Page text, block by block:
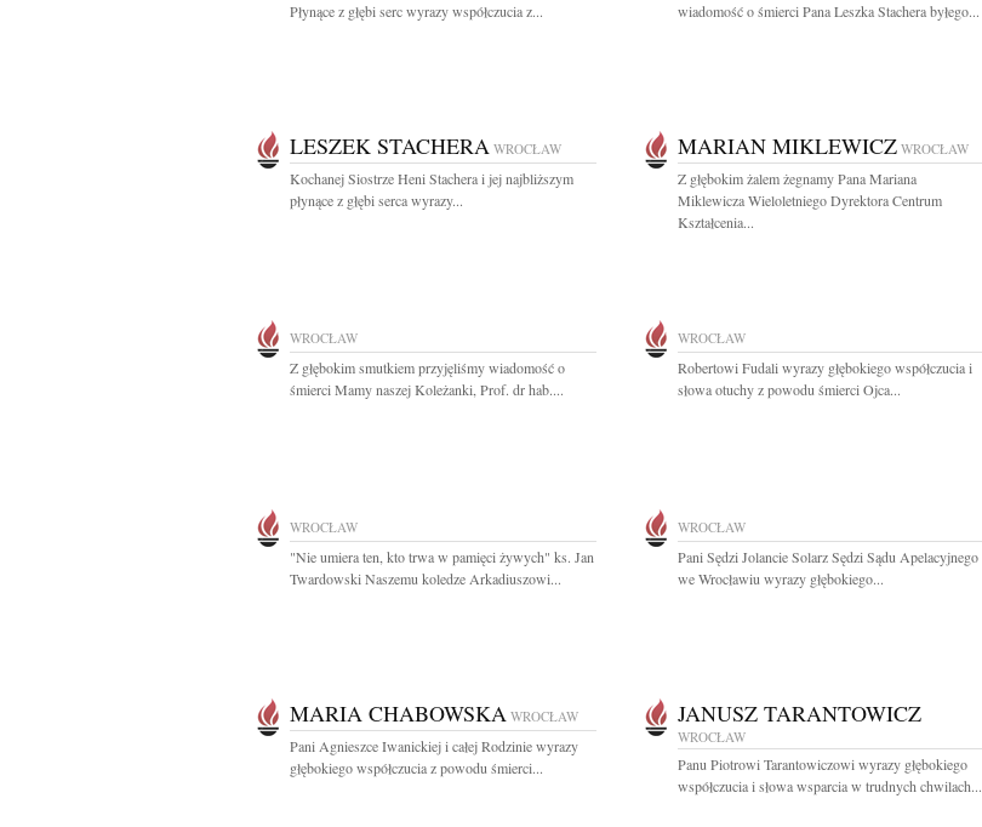
Płynące z głębi serc wyrazy współczucia z...
wiadomość o śmierci Pana Leszka Stachera byłego...
LESZEK STACHERA WROCŁAW
Kochanej Siostrze Heni Stachera i jej najbliższym
płynące z głębi serca wyrazy...
MARIAN MIKLEWICZ WROCŁAW
Z głębokim żalem żegnamy Pana Mariana
Miklewicza Wieloletniego Dyrektora Centrum
Kształcenia...
WROCŁAW
Z głębokim smutkiem przyjęliśmy wiadomość o
śmierci Mamy naszej Koleżanki, Prof. dr hab....
WROCŁAW
Robertowi Fudali wyrazy głębokiego współczucia i
słowa otuchy z powodu śmierci Ojca...
WROCŁAW
"Nie umiera ten, kto trwa w pamięci żywych" ks. Jan
Twardowski Naszemu koledze Arkadiuszowi...
WROCŁAW
Pani Sędzi Jolancie Solarz Sędzi Sądu Apelacyjnego
we Wrocławiu wyrazy głębokiego...
MARIA CHABOWSKA WROCŁAW
Pani Agnieszce Iwanickiej i całej Rodzinie wyrazy
głębokiego współczucia z powodu śmierci...
JANUSZ TARANTOWICZ
WROCŁAW
Panu Piotrowi Tarantowiczowi wyrazy głębokiego
współczucia i słowa wsparcia w trudnych chwilach...